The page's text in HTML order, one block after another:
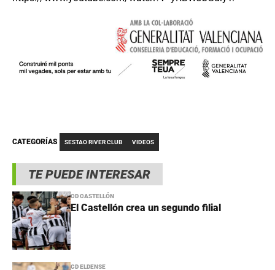
TE PUEDE INTERESAR
CD CASTELLÓN
El Castellón crea un segundo filial
CD ELDENSE
CATEGORÍAS SESTAO RIVER CLUB VIDEOS